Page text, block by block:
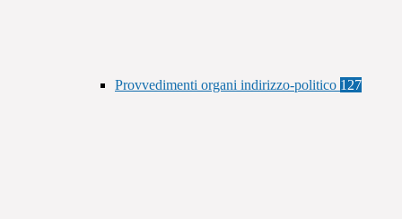
Provvedimenti organi indirizzo-politico 127